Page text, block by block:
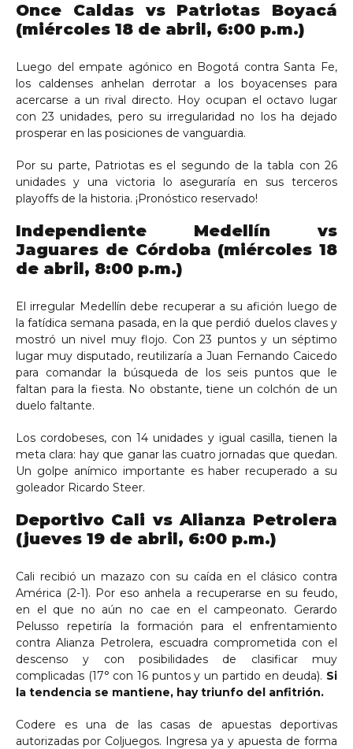
Once Caldas vs Patriotas Boyacá
(miércoles 18 de abril, 6:00 p.m.)
Luego del empate agónico en Bogotá contra Santa Fe,
los caldenses anhelan derrotar a los boyacenses para
acercarse a un rival directo. Hoy ocupan el octavo lugar
con 23 unidades, pero su irregularidad no los ha dejado
prosperar en las posiciones de vanguardia.
Por su parte, Patriotas es el segundo de la tabla con 26
unidades y una victoria lo aseguraría en sus terceros
playoffs de la historia. ¡Pronóstico reservado!
Independiente Medellín vs
Jaguares de Córdoba (miércoles 18
de abril, 8:00 p.m.)
El irregular Medellín debe recuperar a su afición luego de
la fatídica semana pasada, en la que perdió duelos claves y
mostró un nivel muy flojo. Con 23 puntos y un séptimo
lugar muy disputado, reutilizaría a Juan Fernando Caicedo
para comandar la búsqueda de los seis puntos que le
faltan para la fiesta. No obstante, tiene un colchón de un
duelo faltante.
Los cordobeses, con 14 unidades y igual casilla, tienen la
meta clara: hay que ganar las cuatro jornadas que quedan.
Un golpe anímico importante es haber recuperado a su
goleador Ricardo Steer.
Deportivo Cali vs Alianza Petrolera
(jueves 19 de abril, 6:00 p.m.)
Cali recibió un mazazo con su caída en el clásico contra
América (2-1). Por eso anhela a recuperarse en su feudo,
en el que no aún no cae en el campeonato. Gerardo
Pelusso repetiría la formación para el enfrentamiento
contra Alianza Petrolera, escuadra comprometida con el
descenso y con posibilidades de clasificar muy
complicadas (17° con 16 puntos y un partido en deuda). Si
la tendencia se mantiene, hay triunfo del anfitrión.
Codere es una de las casas de apuestas deportivas
autorizadas por Coljuegos. Ingresa ya y apuesta de forma